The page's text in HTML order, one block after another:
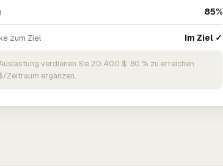
85%
zum Ziel Im Ziel ✓
verdienen Sie 20.400 $. 80 % zu erreichen
Zeitraum ergänzen.